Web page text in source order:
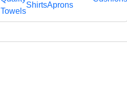
Towels
ShirtsAprons